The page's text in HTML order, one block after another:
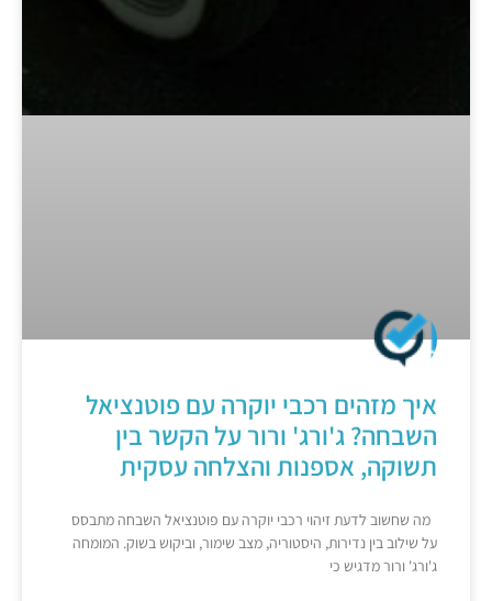
איך מזהים רכבי יוקרה עם פוטנציאל
השבחה? ג'ורג' ורור על הקשר בין
תשוקה, אספנות והצלחה עסקית
מה שחשוב לדעת זיהוי רכבי יוקרה עם פוטנציאל השבחה מתבסס
על שילוב בין נדירות, היסטוריה, מצב שימור, וביקוש בשוק. המומחה
ג'ורג' ורור מדגיש כי